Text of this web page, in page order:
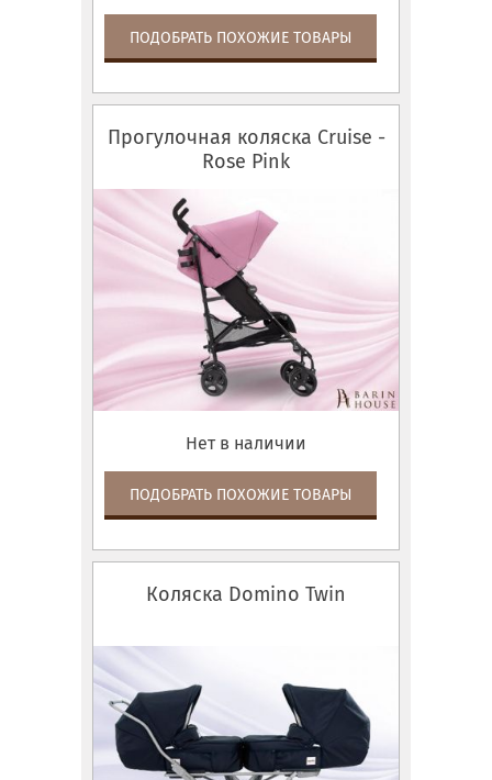
ПОДОБРАТЬ ПОХОЖИЕ ТОВАРЫ
Прогулочная коляска Cruise -
Rose Pink
Нет в наличии
ПОДОБРАТЬ ПОХОЖИЕ ТОВАРЫ
Коляска Domino Twin